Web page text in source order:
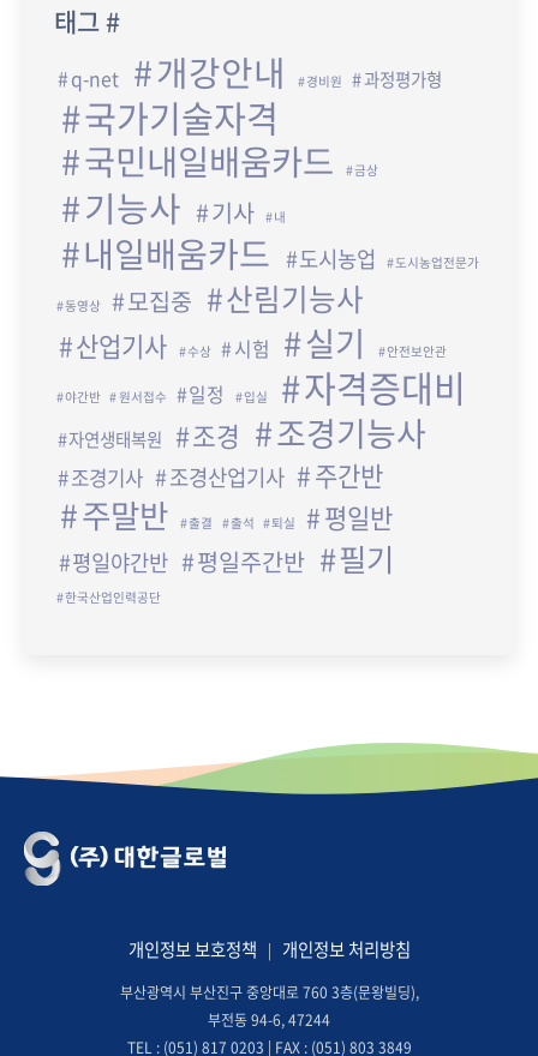
태그 #
q-net 개강안내 경비원 과정평가형
국가기술자격
국민내일배움카드 금상
기능사 기사 내
내일배움카드 도시농업 도시농업전문가
동영상 모집중 산림기능사
산업기사 수상 시험 실기 안전보안관
야간반 원서접수 일정 입실 자격증대비
자연생태복원 조경 조경기능사
조경기사 조경산업기사 주간반
주말반 출결 출석 퇴실 평일반
평일야간반 평일주간반 필기
한국산업인력공단
개인정보 보호정책 | 개인정보 처리방침
부산광역시 부산진구 중앙대로 760 3층(문왕빌딩),
부전동 94-6, 47244
TEL : (051) 817 0203 | FAX : (051) 803 3849